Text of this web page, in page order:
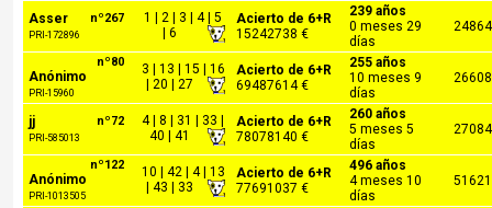
nº267
Asser
PRI-172896
1 | 2 | 3 | 4 | 5
| 6
Acierto de 6+R
15242738 €
239 años
0 meses 29
días
24864
nº80
Anónimo
PRI-15960
3 | 13 | 15 | 16
| 20 | 27
Acierto de 6+R
69487614 €
255 años
10 meses 9
días
26608
nº72
jj
PRI-585013
4 | 8 | 31 | 33 |
40 | 41
Acierto de 6+R
78078140 €
260 años
5 meses 5
días
27084
nº122
Anónimo
PRI-1013505
10 | 42 | 4 | 13
| 43 | 33
Acierto de 6+R
77691037 €
496 años
4 meses 10
días
51621